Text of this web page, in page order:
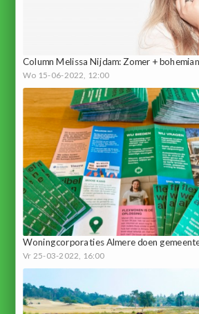
Column Melissa Nijdam: Zomer + bohemian
Wo 15-06-2022, 12:00
Woningcorporaties Almere doen
Vr 25-03-2022, 16:00